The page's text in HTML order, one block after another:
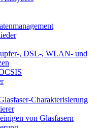
, DSL-, WLAN- und
Charakterisierung
von Glasfasern